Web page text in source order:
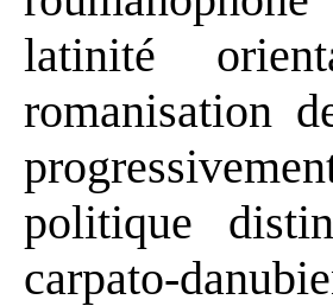
latinité
romanisation
politique
carpato-